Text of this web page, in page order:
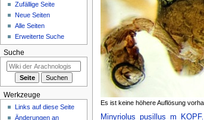
Es ist keine höhere Auflösung
Zufällige Seite
Neue Seiten
Alle Seiten
Erweiterte Suche
Suche
Werkzeuge
Links auf diese Seite
Änderungen an